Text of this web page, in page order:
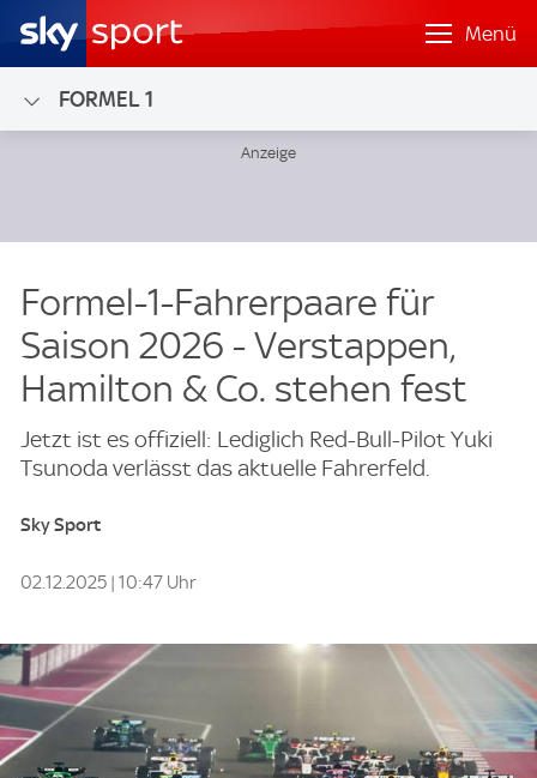
Menü
FORMEL 1
Formel-1-Fahrerpaare für
Saison 2026 - Verstappen,
Hamilton & Co. stehen fest
Jetzt ist es offiziell: Lediglich Red-Bull-Pilot Yuki
Tsunoda verlässt das aktuelle Fahrerfeld.
Sky Sport
02.12.2025 | 10:47 Uhr